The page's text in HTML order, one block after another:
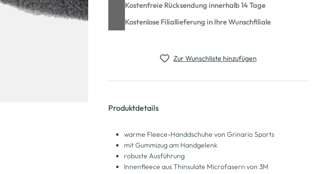
Kostenfreie Rücksendung innerhalb 14 Tage
Kostenlose Filiallieferung in Ihre Wunschfiliale
Zur Wunschliste hinzufügen
Produktdetails
warme Fleece-Handdschuhe von Grinario Sports
mit Gummizug am Handgelenk
robuste Ausführung
Innenfleece aus Thinsulate Microfasern von 3M